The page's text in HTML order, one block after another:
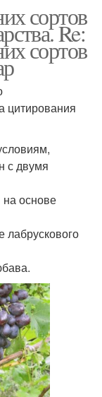
сортов
Re:
сортов
цитирования
с двумя
основе
лабрускового